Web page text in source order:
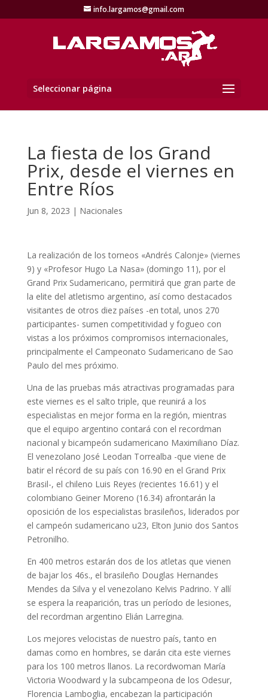
info.largamos@gmail.com
Seleccionar página
La fiesta de los Grand
Prix, desde el viernes en
Entre Ríos
Jun 8, 2023 | Nacionales
La realización de los torneos «Andrés Calonje» (viernes
9) y «Profesor Hugo La Nasa» (domingo 11), por el
Grand Prix Sudamericano, permitirá que gran parte de
la elite del atletismo argentino, así como destacados
visitantes de otros diez países -en total, unos 270
participantes- sumen competitividad y fogueo con
vistas a los próximos compromisos internacionales,
principalmente el Campeonato Sudamericano de Sao
Paulo del mes próximo.
Una de las pruebas más atractivas programadas para
este viernes es el salto triple, que reunirá a los
especialistas en mejor forma en la región, mientras
que el equipo argentino contará con el recordman
nacional y bicampeón sudamericano Maximiliano Díaz.
El venezolano José Leodan Torrealba -que viene de
batir el récord de su país con 16.90 en el Grand Prix
Brasil-, el chileno Luis Reyes (recientes 16.61) y el
colombiano Geiner Moreno (16.34) afrontarán la
oposición de los especialistas brasileños, liderados por
el campeón sudamericano u23, Elton Junio dos Santos
Petronilho.
En 400 metros estarán dos de los atletas que vienen
de bajar los 46s., el brasileño Douglas Hernandes
Mendes da Silva y el venezolano Kelvis Padrino. Y allí
se espera la reaparición, tras un período de lesiones,
del recordman argentino Elián Larregina.
Los mejores velocistas de nuestro país, tanto en
damas como en hombres, se darán cita este viernes
para los 100 metros llanos. La recordwoman María
Victoria Woodward y la subcampeona de los Odesur,
Florencia Lamboglia, encabezan la participación